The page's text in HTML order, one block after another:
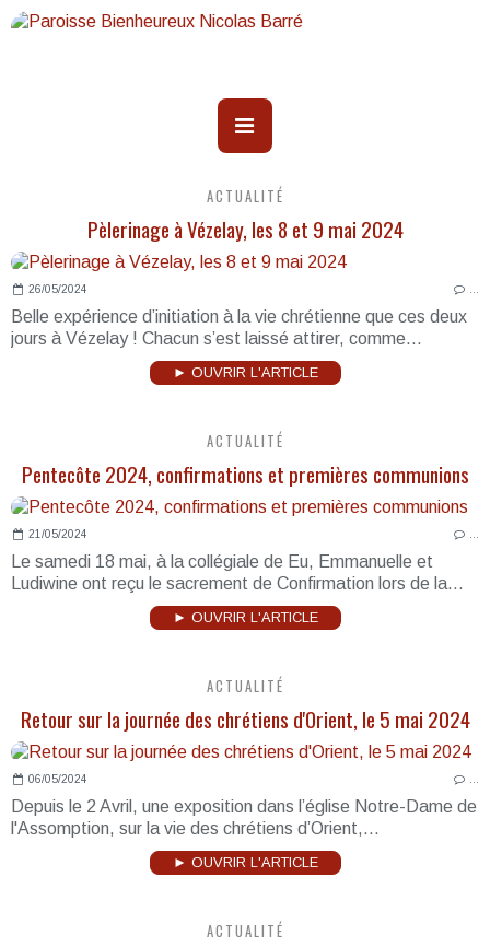
ACTUALITÉ
Pèlerinage à Vézelay, les 8 et 9 mai 2024
26/05/2024
Belle expérience d’initiation à la vie chrétienne que ces deux
jours à Vézelay ! Chacun s’est laissé attirer, comme...
► OUVRIR L'ARTICLE
ACTUALITÉ
Pentecôte 2024, confirmations et premières communions
21/05/2024
Le samedi 18 mai, à la collégiale de Eu, Emmanuelle et
Ludiwine ont reçu le sacrement de Confirmation lors de la...
► OUVRIR L'ARTICLE
ACTUALITÉ
Retour sur la journée des chrétiens d'Orient, le 5 mai 2024
06/05/2024
Depuis le 2 Avril, une exposition dans l’église Notre-Dame de
l'Assomption, sur la vie des chrétiens d’Orient,...
► OUVRIR L'ARTICLE
ACTUALITÉ